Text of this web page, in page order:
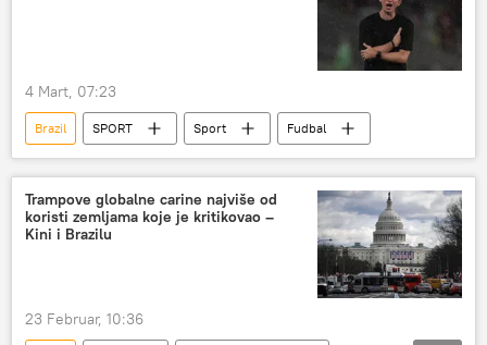
4 Mart, 07:23
Brazil SPORT Sport Fudbal
Trampove globalne carine najviše od
koristi zemljama koje je kritikovao –
Kini i Brazilu
23 Februar, 10:36